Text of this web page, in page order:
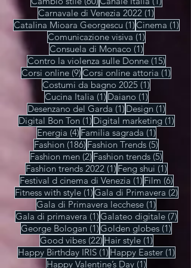
Caffè con stile (1)1 post
Cambiare senza paura (1)1 post
Cambio stile (60)60 post
Canale Italia (1)1 post
Carnavale di Venezia 2022 (1)
Catalina Mioara Georgescu (1)1 post
Cinema
Comunicazione visiva (1)1 post
Consuela di Monaco (1)1 post
Contro la violenza sulle Donne
Corsi online (9)9 post
Corsi online attoria (1)
Costumi da bagno 2025 (1)1 post
Cucina Italia (1)1 post
Daiano (1)1 post
Desenzano del Garda (1)1 post
Design (1)
Digital Bon Ton (1)1 post
Digital marketing
Energia (4)4 post
Familia sagrada (1)1 post
Fashion (186)186 post
Fashion Trends (5)5 post
Fashion men (2)2 post
Fashion trends (5)5 post
Fashion trends 2022 (1)1 post
Feng shui (1)1 post
Festival d cinema di Venezia (1)1 post
Film (6)6 post
Fitness with style (1)1 post
Gala di Primavera (2)2
Gala di Primavera lecchese (1)1 post
Gala di primavera (1)1 post
Galateo digitale (7)
George Bologan (1)1 post
Golden globes (1)1 post